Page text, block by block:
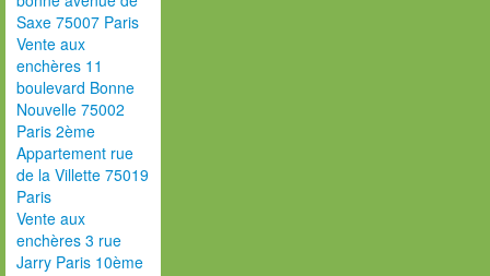
Saxe 75007 Paris
Vente aux
enchères 11
boulevard Bonne
Nouvelle 75002
Paris 2ème
Appartement rue
de la Villette 75019
Paris
Vente aux
enchères 3 rue
Jarry Paris 10ème